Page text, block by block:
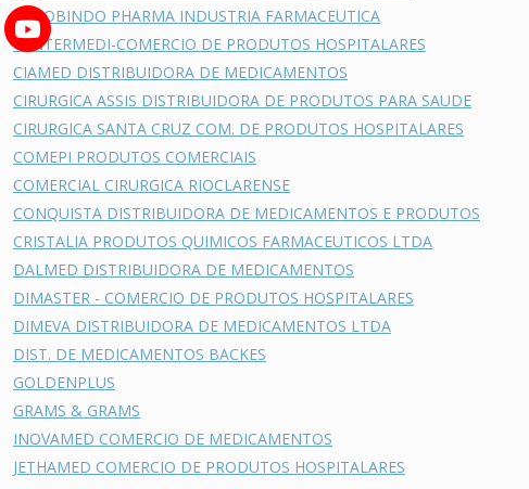
AUROBINDO PHARMA INDUSTRIA FARMACEUTICA
CENTERMEDI-COMERCIO DE PRODUTOS HOSPITALARES
CIAMED DISTRIBUIDORA DE MEDICAMENTOS
CIRURGICA ASSIS DISTRIBUIDORA DE PRODUTOS PARA SAUDE
CIRURGICA SANTA CRUZ COM. DE PRODUTOS HOSPITALARES
COMEPI PRODUTOS COMERCIAIS
COMERCIAL CIRURGICA RIOCLARENSE
CONQUISTA DISTRIBUIDORA DE MEDICAMENTOS E PRODUTOS
CRISTALIA PRODUTOS QUIMICOS FARMACEUTICOS LTDA
DALMED DISTRIBUIDORA DE MEDICAMENTOS
DIMASTER - COMERCIO DE PRODUTOS HOSPITALARES
DIMEVA DISTRIBUIDORA DE MEDICAMENTOS LTDA
DIST. DE MEDICAMENTOS BACKES
GOLDENPLUS
GRAMS & GRAMS
INOVAMED COMERCIO DE MEDICAMENTOS
JETHAMED COMERCIO DE PRODUTOS HOSPITALARES